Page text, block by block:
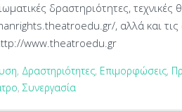
δραστηριότητες, τεχνικές
, αλλά και τις
www.theatroedu.gr
, Δραστηριότητες, Επιμορφώσεις,
, Συνεργασία